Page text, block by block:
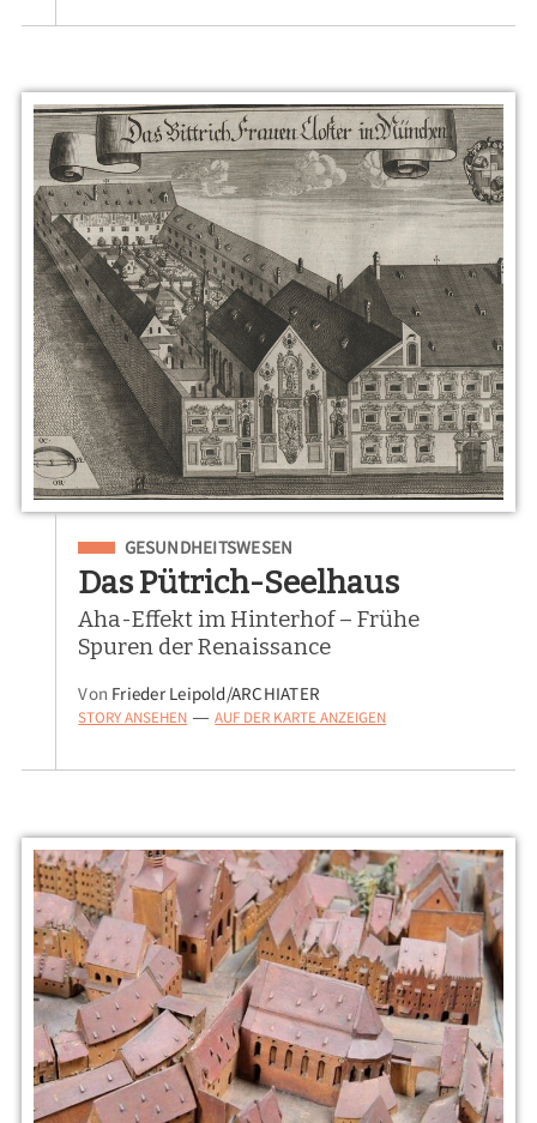
Eingeordnet unter
GESUNDHEITSWESEN
Das Pütrich-Seelhaus
Aha-Effekt im Hinterhof – Frühe
Spuren der Renaissance
Von Frieder Leipold/ARCHIATER
STORY ANSEHEN — AUF DER KARTE ANZEIGEN